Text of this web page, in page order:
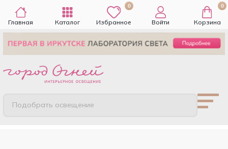
Главная Каталог
0
Избранное Войти
0
Корзина
Подобрать освещение